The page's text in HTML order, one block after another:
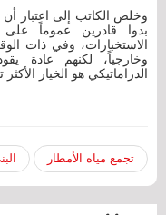
وخلص الكاتب إلى اعتبار
بدوا قادرين عموماً
الاستخبارات، وفي ذات
وخارجياً، لكنهم عادة
الدراماتيكي هو الخيار الأكثر
تجمع مياه الأمطار